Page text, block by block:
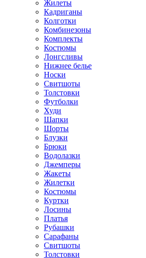
Жилеты
Кадриганы
Колготки
Комбинезоны
Комплекты
Костюмы
Лонгсливы
Нижнее белье
Носки
Свитшоты
Толстовки
Футболки
Худи
Шапки
Шорты
Блузки
Брюки
Водолазки
Джемперы
Жакеты
Жилетки
Костюмы
Куртки
Лосины
Платья
Рубашки
Сарафаны
Свитшоты
Толстовки